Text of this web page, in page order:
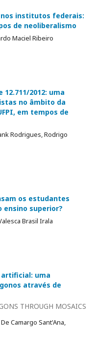
institutos federais:
de neoliberalismo
Maciel Ribeiro
2012: uma
no âmbito da
em tempos de
Rodrigues, Rodrigo
os estudantes
ensino superior?
Brasil Irala
uma
através de
THROUGH MOSAICS
Camargo Sant'Ana,